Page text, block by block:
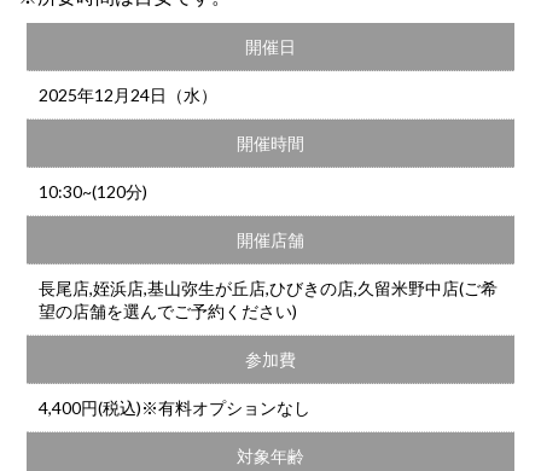
開催日
2025年12月24日（水）
開催時間
10:30~(120分)
開催店舗
長尾店,姪浜店,基山弥生が丘店,ひびきの店,久留米野中店(ご希
望の店舗を選んでご予約ください)
参加費
4,400円(税込)※有料オプションなし
対象年齢